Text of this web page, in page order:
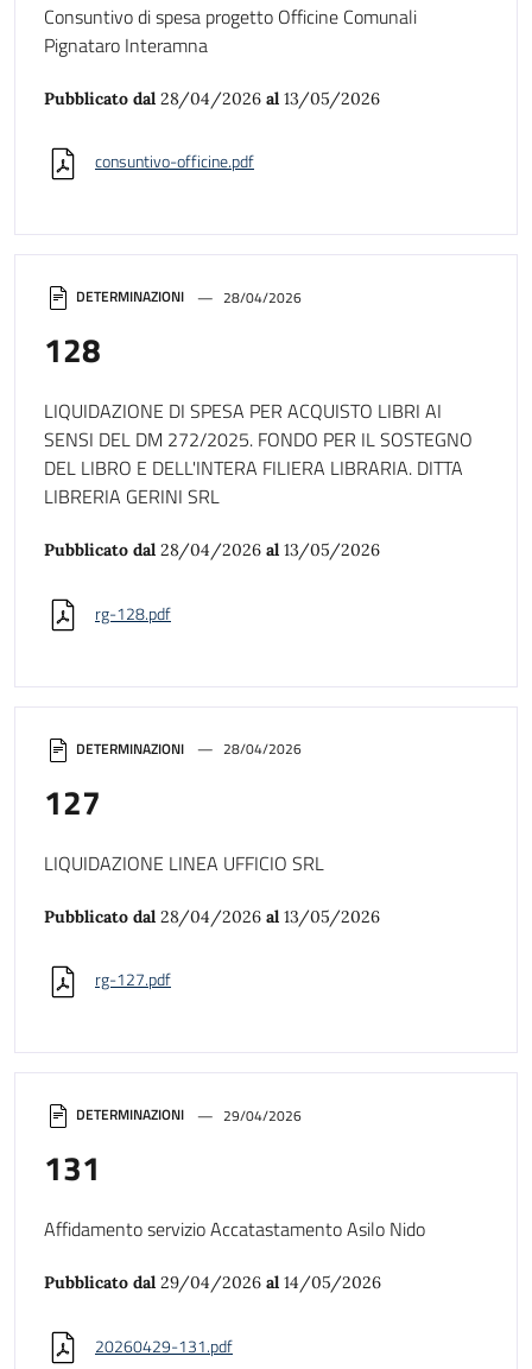
DETERMINAZIONI 29/04/2026
131
Affidamento servizio Accatastamento Asilo Nido
Pubblicato dal 29/04/2026 al 14/05/2026
20260429-131.pdf
DETERMINAZIONI 28/04/2026
127
LIQUIDAZIONE LINEA UFFICIO SRL
Pubblicato dal 28/04/2026 al 13/05/2026
rg-127.pdf
DETERMINAZIONI 28/04/2026
128
LIQUIDAZIONE DI SPESA PER ACQUISTO LIBRI AI
SENSI DEL DM 272/2025. FONDO PER IL SOSTEGNO
DEL LIBRO E DELL'INTERA FILIERA LIBRARIA. DITTA
LIBRERIA GERINI SRL
Pubblicato dal 28/04/2026 al 13/05/2026
rg-128.pdf
Consuntivo di spesa progetto Officine Comunali
Pignataro Interamna
Pubblicato dal 28/04/2026 al 13/05/2026
consuntivo-officine.pdf